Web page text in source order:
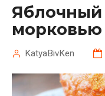
Яблочный пирог с
морковью
KatyaBivKen